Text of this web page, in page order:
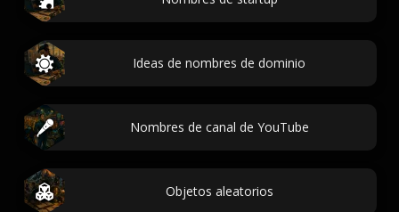
Ideas de nombres de dominio
Nombres de canal de YouTube
Objetos aleatorios